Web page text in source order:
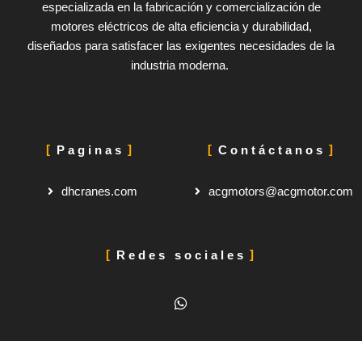
especializada en la fabricación y comercialización de
motores eléctricos de alta eficiencia y durabilidad,
diseñados para satisfacer las exigentes necesidades de la
industria moderna.
Paginas
dhcranes.com
Contáctanos
acgmotors@acgmotor.com
Redes sociales
W
h